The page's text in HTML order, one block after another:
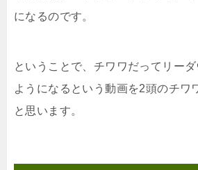
になるのです。
ということで、チワワだってリー
ようになるという動画を2頭のチワ
と思います。